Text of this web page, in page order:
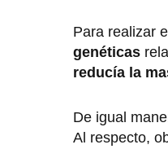
Para realizar
genéticas
reducía la
De igual
Al respecto,